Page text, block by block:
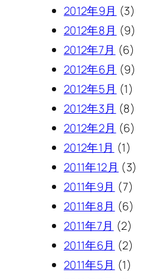
2012年9月 (3)
2012年8月 (9)
2012年7月 (6)
2012年6月 (9)
2012年5月 (1)
2012年3月 (8)
2012年2月 (6)
2012年1月 (1)
2011年12月 (3)
2011年9月 (7)
2011年8月 (6)
2011年7月 (2)
2011年6月 (2)
2011年5月 (1)